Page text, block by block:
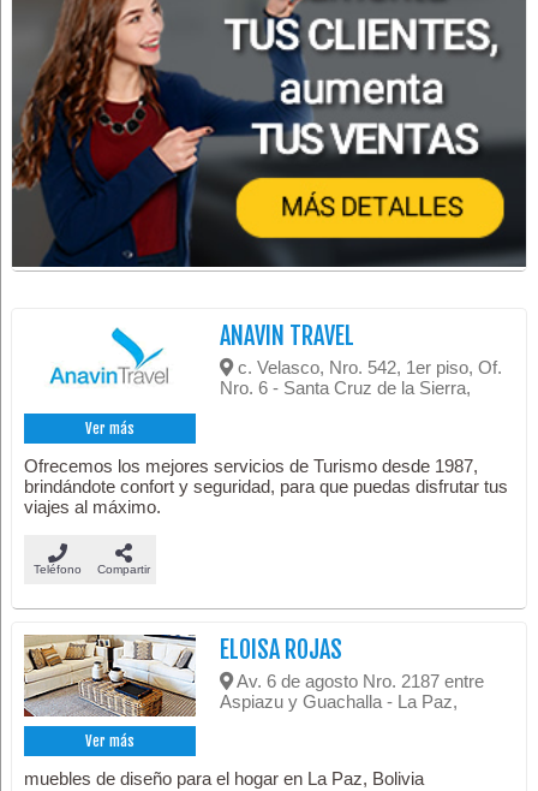
Ver más
ANAVIN TRAVEL
c. Velasco, Nro. 542, 1er piso, Of.
Nro. 6 - Santa Cruz de la Sierra,
Ofrecemos los mejores servicios de Turismo desde 1987,
brindándote confort y seguridad, para que puedas disfrutar tus
viajes al máximo.
Teléfono Compartir
Ver más
ELOISA ROJAS
Av. 6 de agosto Nro. 2187 entre
Aspiazu y Guachalla - La Paz,
muebles de diseño para el hogar en La Paz, Bolivia